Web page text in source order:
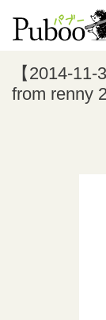
【2014-
from renny